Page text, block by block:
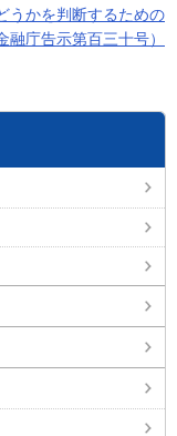
うかを判断するための
庁告示第百三十号）